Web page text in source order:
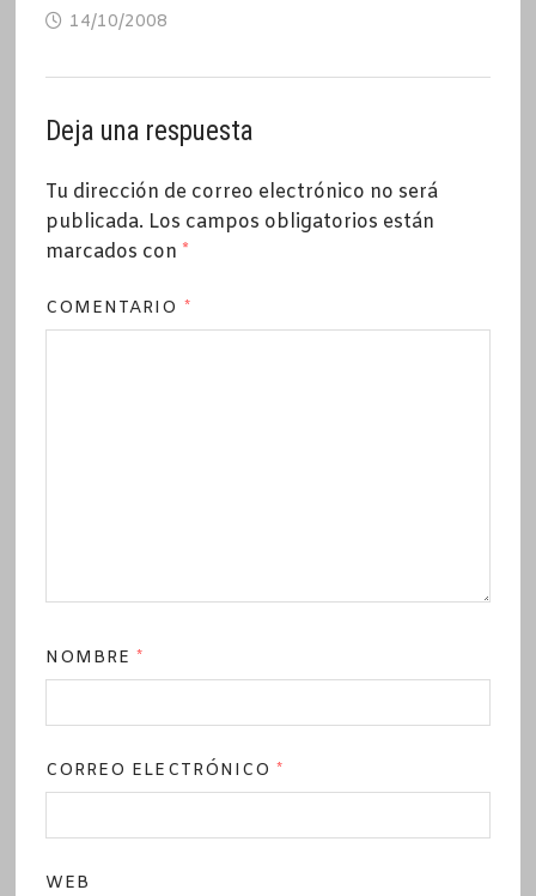
14/10/2008
Deja una respuesta
Tu dirección de correo electrónico no será
publicada. Los campos obligatorios están
marcados con *
COMENTARIO *
NOMBRE*
CORREO ELECTRÓNICO*
WEB